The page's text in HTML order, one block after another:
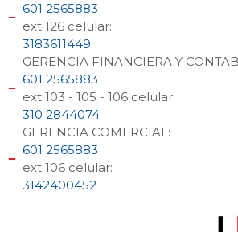
601 2565883
ext 126 celular:
3183611449
GERENCIA FINANCIERA Y
601 2565883
ext 103 - 105 - 106 celular:
310 2844074
GERENCIA COMERCIAL:
601 2565883
ext 106 celular:
3142400452